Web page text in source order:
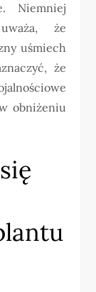
Niemniej
że
uśmiech
że
obniżeniu